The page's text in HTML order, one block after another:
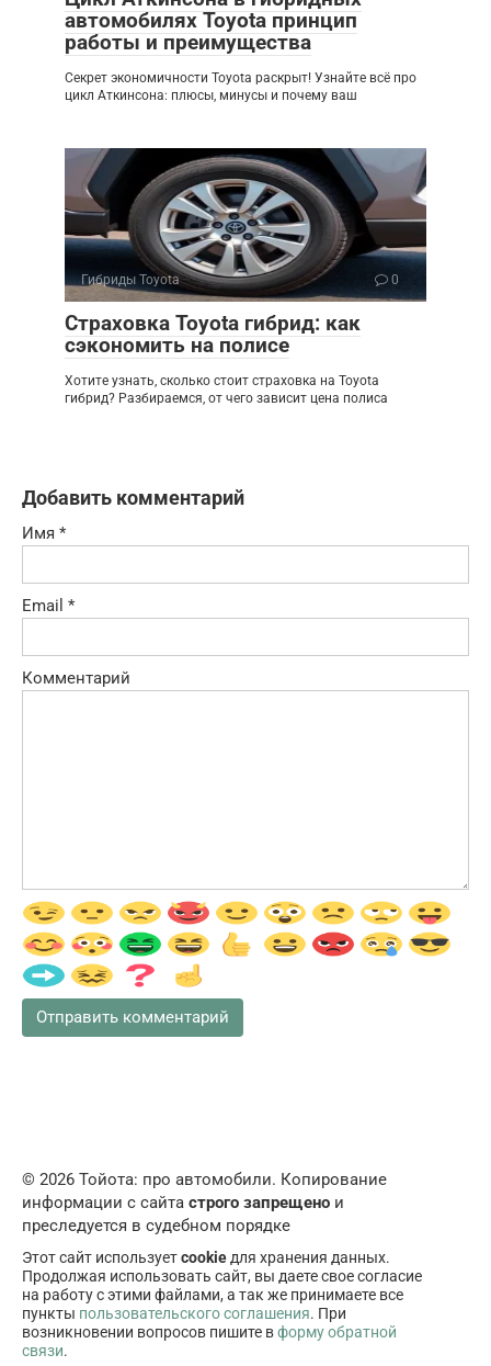
автомобилях Toyota принцип
работы и преимущества
Секрет экономичности Toyota раскрыт! Узнайте всё про
цикл Аткинсона: плюсы, минусы и почему ваш
Гибриды Toyota 0
Страховка Toyota гибрид: как
сэкономить на полисе
Хотите узнать, сколько стоит страховка на Toyota
гибрид? Разбираемся, от чего зависит цена полиса
Добавить комментарий
Имя *
Email *
Комментарий
© 2026 Тойота: про автомобили. Копирование
информации с сайта строго запрещено и
преследуется в судебном порядке
Этот сайт используетcookieдля хранения данных.
Продолжая использовать сайт, вы даете свое согласие
на работу с этими файлами, а так же принимаете все
пункты пользовательского соглашения. При
возникновении вопросов пишите вформу обратной
связи.